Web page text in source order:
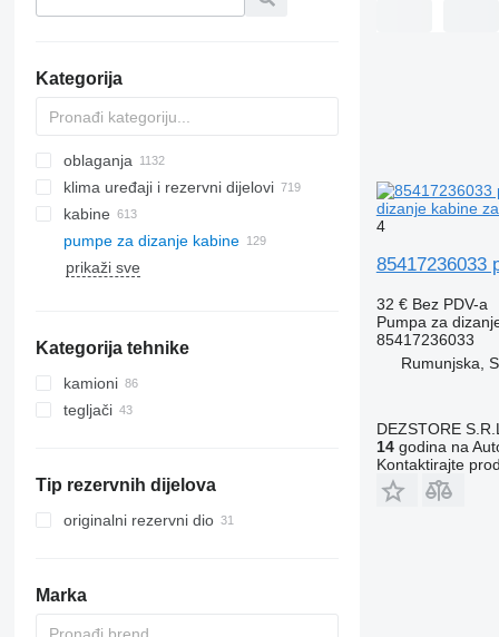
Kategorija
oblaganja
klima uređaji i rezervni dijelovi
crijeva za klimu
radijatori klima uređaja
klima kompresori
filteri klime kabine
ostali rezervni dijelovi klima uređaja
kabine
pumpe za dizanje kabine
bočna stakla
stražnja stakla
prikaži sve
Kategorija tehnike
kamioni
tegljači
Tip rezervnih dijelova
originalni rezervni dio
Marka
dizanje kabine
4
85417236033
32 € Bez PDV-a
Pumpa za
85417236033
Rumunjska,
DEZSTORE S.R.L.
14godina na
Kontaktirajte